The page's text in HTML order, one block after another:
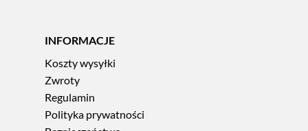
INFORMACJE
Koszty wysyłki
Zwroty
Regulamin
Polityka prywatności